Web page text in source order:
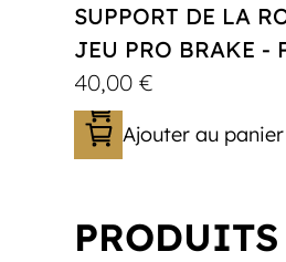
SUPPORT DE LA
JEU PRO BRAKE -
40,00€
Ajouter au panier